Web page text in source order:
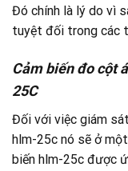
Đó chính là lý do vì
tuyệt đối trong các
Cảm biến đo cột
25C
Đối với việc giám
hlm-25c nó sẽ ở
biến hlm-25c được